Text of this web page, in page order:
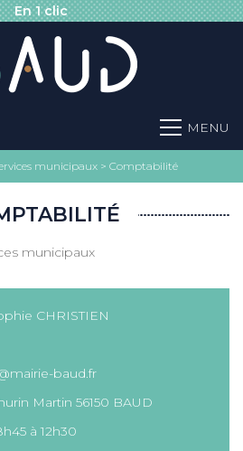
En 1 clic
MENU
municipaux > Comptabilité
municipaux
CHRISTIEN
baud.fr
Martin 56150 BAUD
à 12h30